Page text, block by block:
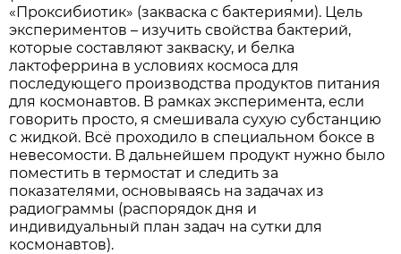
«Проксибиотик» (закваска с бактериями). Цель
экспериментов – изучить свойства бактерий,
которые составляют закваску, и белка
лактоферрина в условиях космоса для
последующего производства продуктов питания
для космонавтов. В рамках эксперимента, если
говорить просто, я смешивала сухую субстанцию
с жидкой. Всё проходило в специальном боксе в
невесомости. В дальнейшем продукт нужно было
поместить в термостат и следить за
показателями, основываясь на задачах из
радиограммы (распорядок дня и
индивидуальный план задач на сутки для
космонавтов).